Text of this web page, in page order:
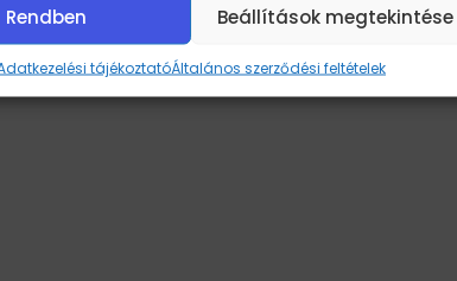
Rendben Beállítások megtekintése
tájékoztatóÁltalános szerződési feltételek